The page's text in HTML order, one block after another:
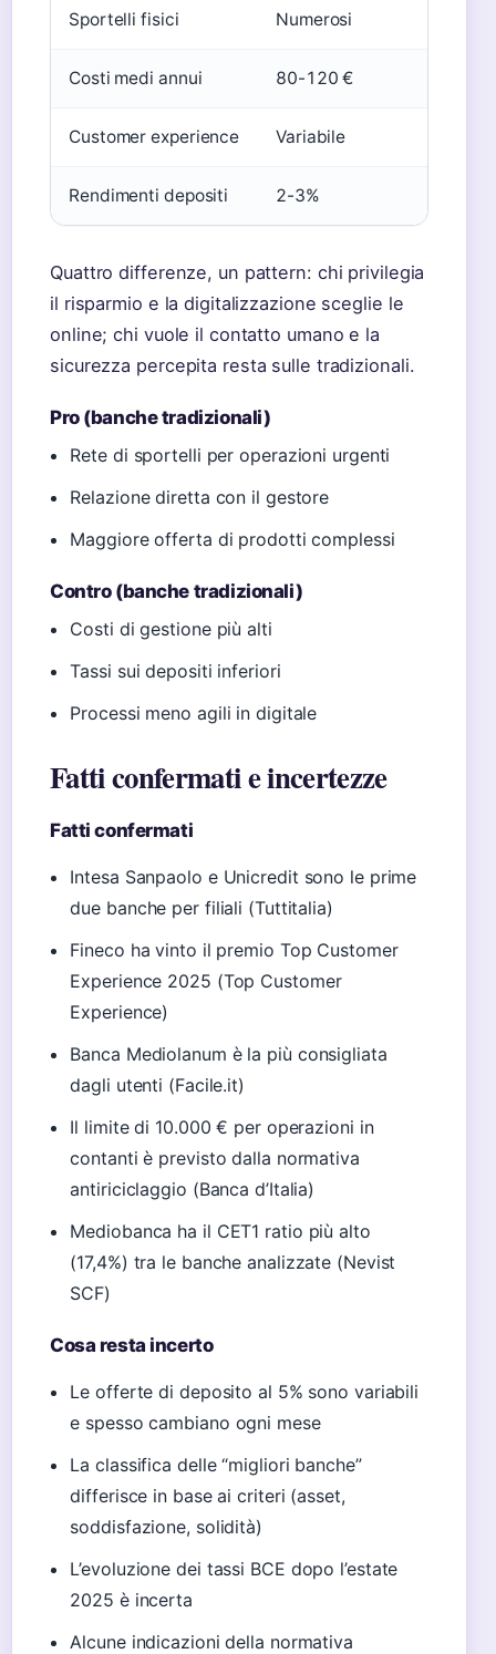
Sportelli fisici Numerosi
Costi medi annui 80-120 €
Customer experience Variabile
Rendimenti depositi 2-3%
Quattro differenze, un pattern: chi privilegia
il risparmio e la digitalizzazione sceglie le
online; chi vuole il contatto umano e la
sicurezza percepita resta sulle tradizionali.
Pro (banche tradizionali)
Rete di sportelli per operazioni urgenti
Relazione diretta con il gestore
Maggiore offerta di prodotti complessi
Contro (banche tradizionali)
Costi di gestione più alti
Tassi sui depositi inferiori
Processi meno agili in digitale
Fatti confermati e incertezze
Fatti confermati
Intesa Sanpaolo e Unicredit sono le prime
due banche per filiali (Tuttitalia)
Fineco ha vinto il premio Top Customer
Experience 2025 (Top Customer
Experience)
Banca Mediolanum è la più consigliata
dagli utenti (Facile.it)
Il limite di 10.000 € per operazioni in
contanti è previsto dalla normativa
antiriciclaggio (Banca d’Italia)
Mediobanca ha il CET1 ratio più alto
(17,4%) tra le banche analizzate (Nevist
SCF)
Cosa resta incerto
Le offerte di deposito al 5% sono variabili
e spesso cambiano ogni mese
La classifica delle “migliori banche”
differisce in base ai criteri (asset,
soddisfazione, solidità)
L’evoluzione dei tassi BCE dopo l’estate
2025 è incerta
Alcune indicazioni della normativa